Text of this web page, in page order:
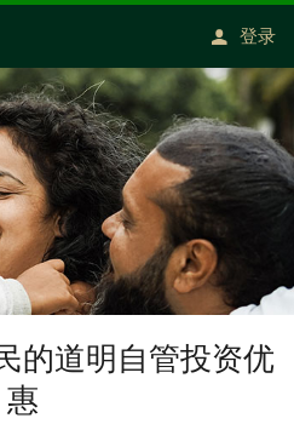
登录
的道明自管投资优
惠